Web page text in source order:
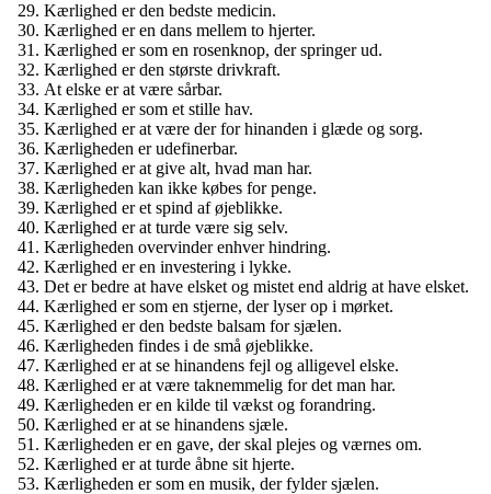
Kærlighed er den bedste medicin.
Kærlighed er en dans mellem to hjerter.
Kærlighed er som en rosenknop, der springer ud.
Kærlighed er den største drivkraft.
At elske er at være sårbar.
Kærlighed er som et stille hav.
Kærlighed er at være der for hinanden i glæde og sorg.
Kærligheden er udefinerbar.
Kærlighed er at give alt, hvad man har.
Kærligheden kan ikke købes for penge.
Kærlighed er et spind af øjeblikke.
Kærlighed er at turde være sig selv.
Kærligheden overvinder enhver hindring.
Kærlighed er en investering i lykke.
Det er bedre at have elsket og mistet end aldrig at have elsket.
Kærlighed er som en stjerne, der lyser op i mørket.
Kærlighed er den bedste balsam for sjælen.
Kærligheden findes i de små øjeblikke.
Kærlighed er at se hinandens fejl og alligevel elske.
Kærlighed er at være taknemmelig for det man har.
Kærligheden er en kilde til vækst og forandring.
Kærlighed er at se hinandens sjæle.
Kærligheden er en gave, der skal plejes og værnes om.
Kærlighed er at turde åbne sit hjerte.
Kærligheden er som en musik, der fylder sjælen.